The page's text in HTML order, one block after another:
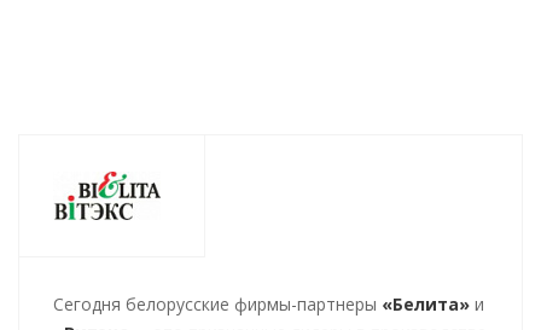
Cегодня белорусские фирмы-партнеры «Белита» и